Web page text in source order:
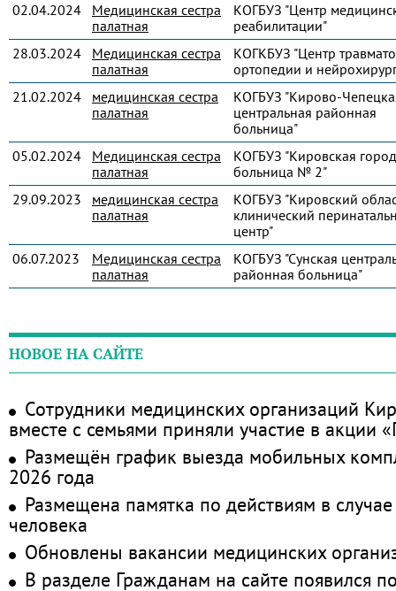
02.04.2024
Медицинская сестра
палатная
КОГБУЗ "Центр
реабилитации"
28.03.2024
Медицинская сестра
палатная
КОГКБУЗ "Центр
ортопедии и
21.02.2024
медицинская сестра
палатная
КОГБУЗ "Кирово-
центральная районная
больница"
05.02.2024
Медицинская сестра
палатная
КОГБУЗ "Кировская
больница № 2"
29.09.2023
медицинская сестра
палатная
КОГБУЗ "Кировский
клинический
центр"
06.07.2023
Медицинская сестра
палатная
КОГБУЗ "Сунская
районная больница"
НОВОЕ НА САЙТЕ
Сотрудники медицинских организаций
вместе с семьями приняли участие в акции
Размещён график выезда мобильных
2026 года
Размещена памятка по действиям в
человека
Обновлены вакансии медицинских
В разделе Гражданам на сайте появился